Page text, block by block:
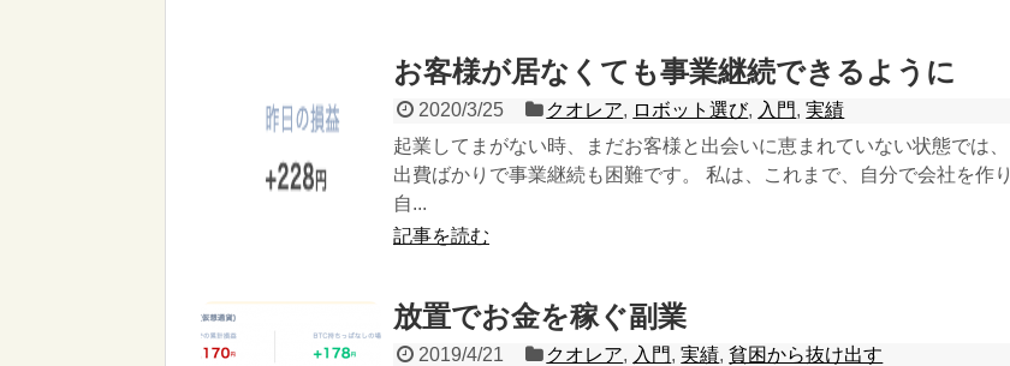
お客様が居なくても事業継続できるように
2020/3/25 クオレア, ロボット選び, 入門,実績
起業してまがない時、まだお客様と出会いに恵まれていない状態では、
出費ばかりで事業継続も困難です。 私は、これまで、自分で会社を作り
自...
記事を読む
放置でお金を稼ぐ副業
2019/4/21 クオレア, 入門,実績,貧困から抜け出す